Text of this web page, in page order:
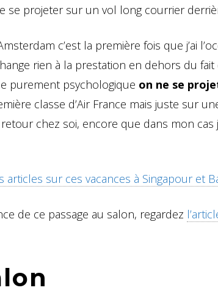
se projeter sur un vol long courrier
c’est la première fois que j’ai
rien à la prestation en dehors du
purement psychologique on ne se
classe d’Air France mais juste sur
chez soi, encore que dans mon cas
sur ces vacances à Singapour et
de ce passage au salon, regardez